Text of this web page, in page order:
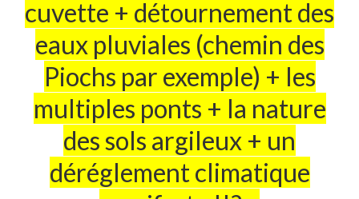
d’André Trouche
Le calvaire
d’André Trouche
Me contacter !
cuvette + détournement des
eaux pluviales (chemin des
Piochs par exemple) + les
multiples ponts + la nature
des sols argileux + un
déréglement climatique